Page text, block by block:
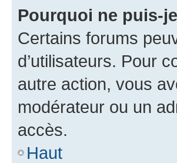
Pourquoi ne puis-
Certains forums
d’utilisateurs. Pour
autre action, vous
modérateur ou un
accès.
Haut